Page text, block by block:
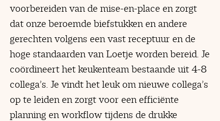
voorbereiden van de mise-en-place en zorgt
dat onze beroemde biefstukken en andere
gerechten volgens een vast receptuur en de
hoge standaarden van Loetje worden bereid. Je
coördineert het keukenteam bestaande uit 4-8
collega’s. Je vindt het leuk om nieuwe collega’s
op te leiden en zorgt voor een efficiënte
planning en workflow tijdens de drukke